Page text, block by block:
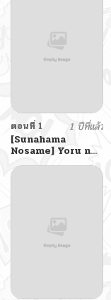
ตอนที่ 1
1 ปีที่แล้ว
[Sunahama
Nosame] Yoru no
Chou wa Midara
ni Mau